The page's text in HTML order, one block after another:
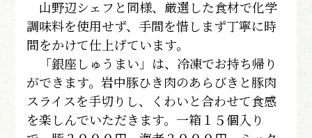
山野辺シェフと同様、厳選した食材で化学
調味料を使用せず、手間を惜しまず丁寧に時
間をかけて仕上げています。
「銀座しゅうまい」は、冷凍でお持ち帰り
ができます。岩中豚ひき肉のあらびきと豚肉
スライスを手切りし、くわいと合わせて食感
を楽しんでいただきます。一箱１５個入り